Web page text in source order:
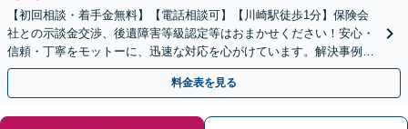
【初回相談・着手金無料】【電話相談可】【川崎駅徒歩1分】保険会
社との示談金交渉、後遺障害等級認定等はおまかせください！安心・
信頼・丁寧をモットーに、迅速な対応を心がけています。解決事例も
多数あり、交通事故に強い法律事務所と自負しております。
料金表を見る